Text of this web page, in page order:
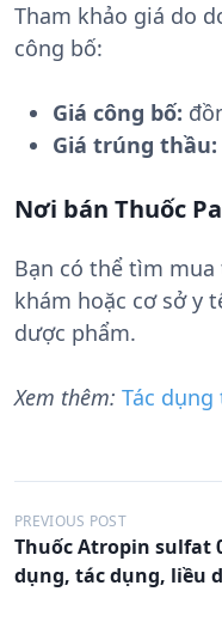
Tham khảo giá do
công bố:
Giá công bố:
Giá trúng thầu:
Nơi bán Thuốc
Bạn có thể tìm mua
khám hoặc cơ sở y
dược phẩm.
Xem thêm: Tác dụng
Đ
i
PREVIOUS POST
Thuốc Atropin sulfat
dụng, tác dụng, liều